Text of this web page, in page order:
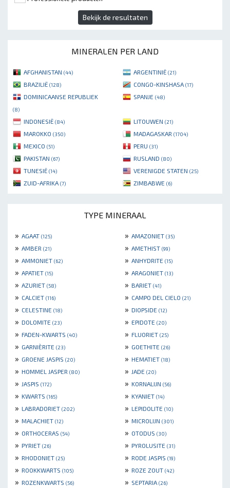
Bekijk de resultaten
MINERALEN PER LAND
AFGHANISTAN (44) ARGENTINIË (21)
BRAZILIË (128) CONGO-KINSHASA (17)
DOMINICAANSE REPUBLIEK
(8)
SPANJE (48)
INDONESIË (84) LITOUWEN (21)
MAROKKO (350) MADAGASKAR (1704)
MEXICO (51) PERU (31)
PAKISTAN (67) RUSLAND (80)
TUNESIË (14) VERENIGDE STATEN (25)
ZUID-AFRIKA (7) ZIMBABWE (6)
TYPE MINERAAL
» AGAAT (125) » AMAZONIET (35)
» AMBER (21) » AMETHIST (99)
» AMMONIET (62) » ANHYDRITE (15)
» APATIET (15) » ARAGONIET (13)
» AZURIET (58) » BARIET (41)
» CALCIET (116) » CAMPO DEL CIELO (21)
» CELESTINE (18) » DIOPSIDE (12)
» DOLOMITE (23) » EPIDOTE (20)
» FADEN-KWARTS (40) » FLUORIET (25)
» GARNIÈRITE (23) » GOETHITE (26)
» GROENE JASPIS (20) » HEMATIET (18)
» HOMMEL JASPER (80) » JADE (20)
» JASPIS (172) » KORNALIJN (56)
» KWARTS (165) » KYANIET (14)
» LABRADORIET (202) » LEPIDOLITE (10)
» MALACHIET (12) » MICROLIJN (301)
» ORTHOCERAS (54) » OTODUS (30)
» PYRIET (26) » PYROLUSITE (31)
» RHODONIET (25) » RODE JASPIS (19)
» ROOKKWARTS (105) » ROZE ZOUT (42)
» ROZENKWARTS (56) » SEPTARIA (26)